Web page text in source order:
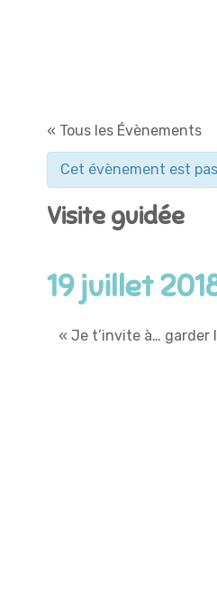
« Tous les Évènements
Cet évènement est
Visite guidée
19 juillet
« Je t’invite à… garder